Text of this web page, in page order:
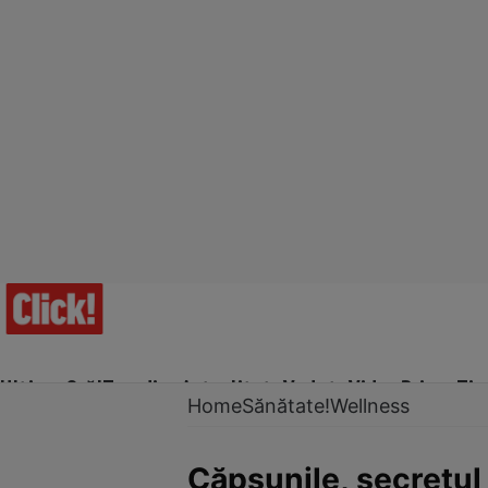
Ultima Oră!Trending Actualitate Vedete Video Prime Time
HomeSănătate!Wellness
Căpşunile,